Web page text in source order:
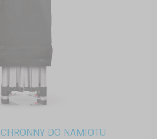
DO NAMIOTU